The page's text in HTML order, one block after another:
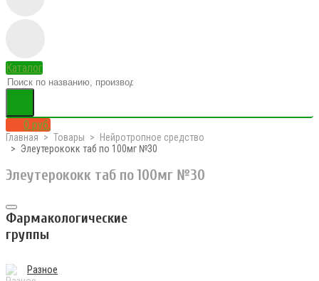
Каталог
0 руб.
Главная Товары
Нейротропное средство
Элеутерококк таб по 100мг №30
Элеутерококк таб по 100мг №30
Фармакологические
группы
Разное